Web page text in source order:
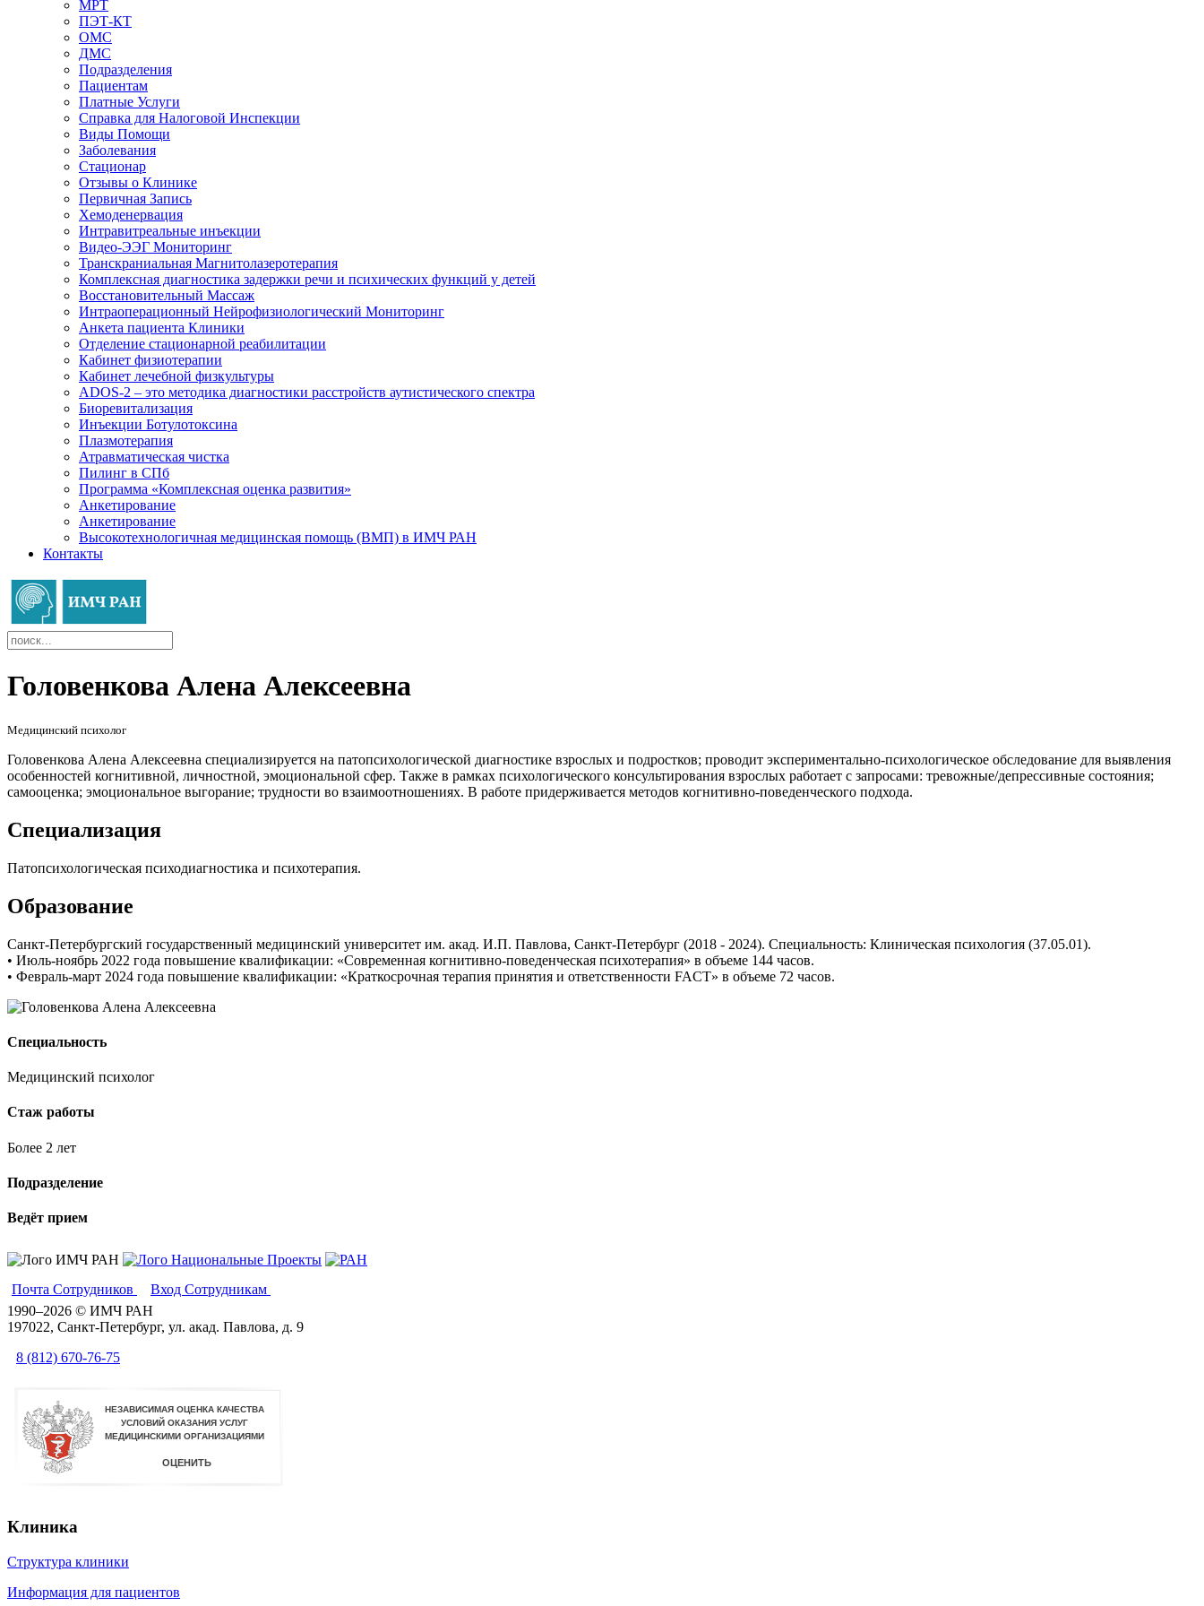
МРТ
ПЭТ-КТ
ОМС
ДМС
Подразделения
Пациентам
Платные Услуги
Справка для Налоговой Инспекции
Виды Помощи
Заболевания
Стационар
Отзывы о Клинике
Первичная Запись
Хемоденервация
Интравитреальные инъекции
Видео-ЭЭГ Мониторинг
Транскраниальная Магнитолазеротерапия
Комплексная диагностика задержки речи и психических функций у детей
Восстановительный Массаж
Интраоперационный Нейрофизиологический Мониторинг
Анкета пациента Клиники
Отделение стационарной реабилитации
Кабинет физиотерапии
Кабинет лечебной физкультуры
ADOS-2 – это методика диагностики расстройств аутистического спектра
Биоревитализация
Инъекции Ботулотоксина
Плазмотерапия
Атравматическая чистка
Пилинг в СПб
Программа «Комплексная оценка развития»
Анкетирование
Анкетирование
Высокотехнологичная медицинская помощь (ВМП) в ИМЧ РАН
Контакты
Головенкова Алена Алексеевна
Медицинский психолог
Головенкова Алена Алексеевна специализируется на патопсихологической диагностике взрослых и подростков; проводит экспериментально-психологическое обследование для выявления
особенностей когнитивной, личностной, эмоциональной сфер. Также в рамках психологического консультирования взрослых работает с запросами: тревожные/депрессивные состояния;
самооценка; эмоциональное выгорание; трудности во взаимоотношениях. В работе придерживается методов когнитивно-поведенческого подхода.
Специализация
Патопсихологическая психодиагностика и психотерапия.
Образование
Санкт-Петербургский государственный медицинский университет им. акад. И.П. Павлова, Санкт-Петербург (2018 - 2024). Специальность: Клиническая психология (37.05.01).
• Июль-ноябрь 2022 года повышение квалификации: «Современная когнитивно-поведенческая психотерапия» в объеме 144 часов.
• Февраль-март 2024 года повышение квалификации: «Краткосрочная терапия принятия и ответственности FACT» в объеме 72 часов.
Специальность
Медицинский психолог
Стаж работы
Более 2 лет
Подразделение
Ведёт прием
Почта Сотрудников Вход Сотрудникам
1990–2026 © ИМЧ РАН
197022, Санкт-Петербург, ул. акад. Павлова, д. 9
8 (812) 670-76-75
Клиника
Структура клиники
Информация для пациентов